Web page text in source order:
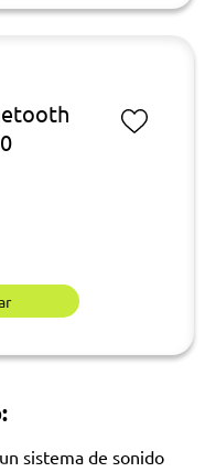
sistema de sonido